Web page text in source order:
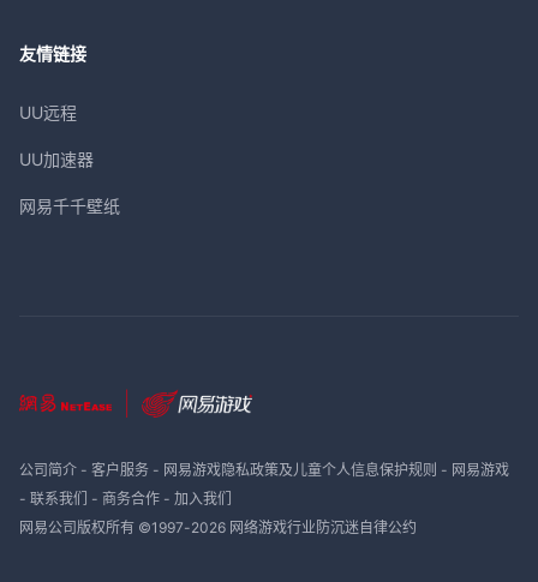
友情链接
UU远程
UU加速器
网易千千壁纸
公司简介- 客户服务- 网易游戏隐私政策及儿童个人信息保护规则 - 网易游戏
- 联系我们 - 商务合作- 加入我们
网易公司版权所有 ©1997-2026 网络游戏行业防沉迷自律公约